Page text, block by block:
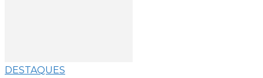
DESTAQUES